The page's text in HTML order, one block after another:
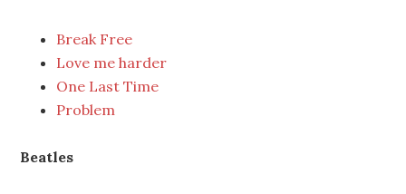
Break Free
Love me harder
One Last Time
Problem
Beatles